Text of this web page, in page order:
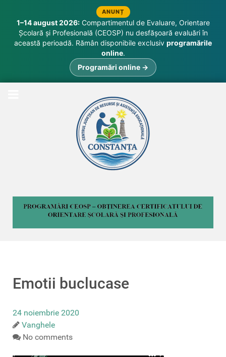
ANUNȚ
1–14 august 2026:Compartimentul de Evaluare, Orientare
Școlară și Profesională (CEOSP) nu desfășoară evaluări în
această perioadă. Rămân disponibile exclusiv programările
online.
Programări online →
Emotii buclucase
24 noiembrie 2020
Vanghele
No comments